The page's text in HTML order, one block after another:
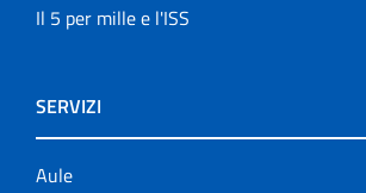
Il 5 per mille e l'ISS
SERVIZI
Aule